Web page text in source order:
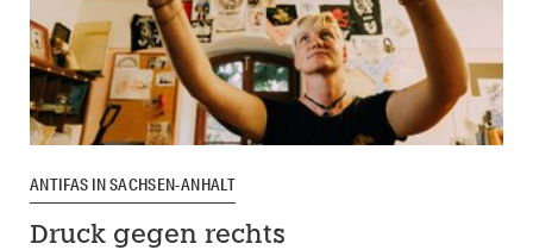
ANTIFAS IN SACHSEN-ANHALT
Druck gegen rechts